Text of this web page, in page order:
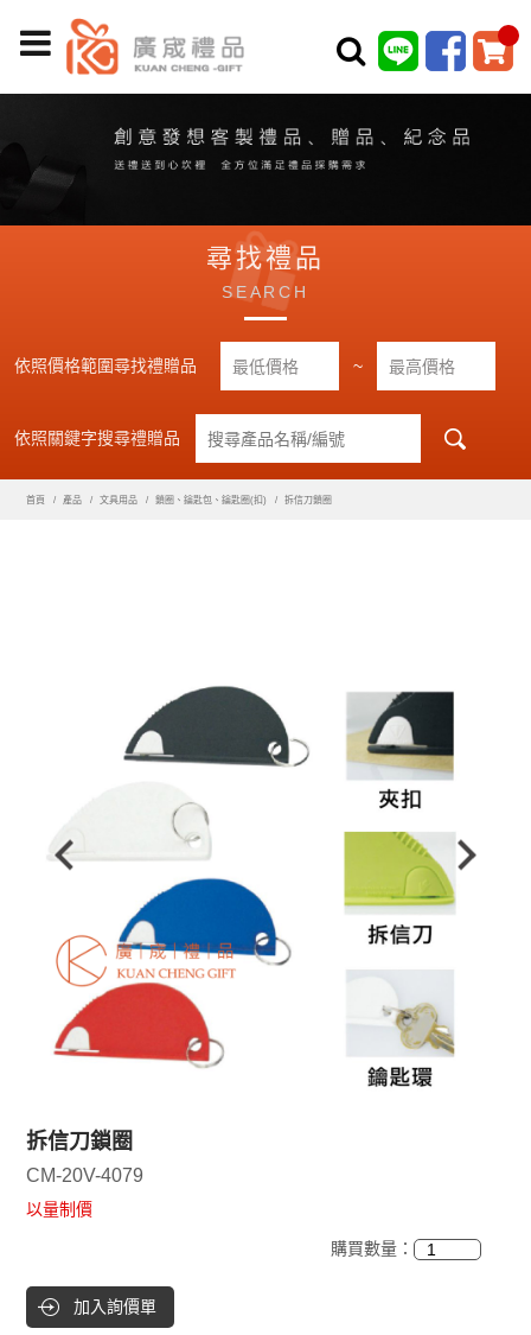
尋找禮品
SEARCH
依照價格範圍尋找禮贈品 ~
依照關鍵字搜尋禮贈品
首頁 產品 文具用品 鎖圈、鑰匙包、鑰匙圈(扣) 拆信刀鎖圈
拆信刀鎖圈
CM-20V-4079
以量制價
購買數量：
加入詢價單